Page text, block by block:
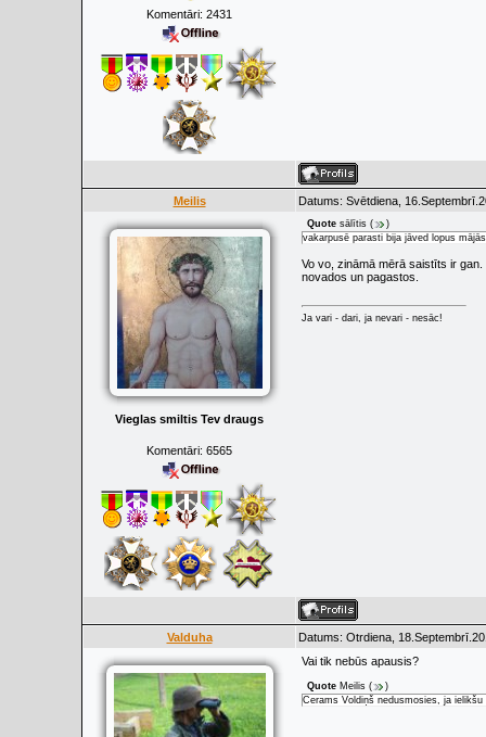
Komentāri: 2431
Meilis Datums: Svētdiena,
Vieglas smiltis Tev draugs
Komentāri: 6565
Quote sālītis (
)
vakarpusē parasti bija jāved lopus
Vo vo, zināmā mērā saistīts ir
novados un pagastos.
Ja vari - dari, ja nevari - nesāc!
Valduha
Datums: Otrdiena,
Vai tik nebūs apausis?
Quote Meilis (
)
Cerams Voldiņš nedusmosies, ja